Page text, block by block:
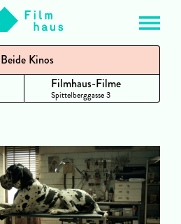
Beide Kinos
Filmhaus-Filme
Spittelberggasse 3